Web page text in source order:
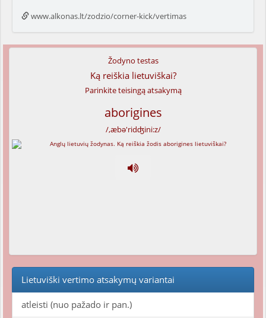
www.alkonas.lt/zodzio/corner-kick/vertimas
Žodyno testas
Ką reiškia lietuviškai?
Parinkite teisingą atsakymą
aborigines
/,æbə'ridʤini:z/
Lietuviški vertimo atsakymų variantai
atleisti (nuo pažado ir pan.)